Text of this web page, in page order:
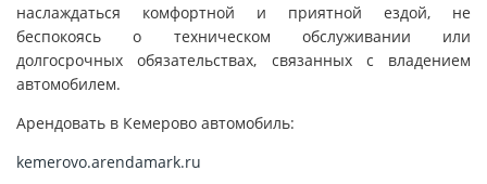
наслаждаться комфортной и приятной ездой, не
беспокоясь о техническом обслуживании или
долгосрочных обязательствах, связанных с владением
автомобилем.
Арендовать в Кемерово автомобиль:
kemerovo.arendamark.ru